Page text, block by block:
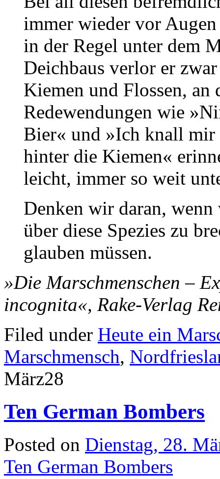
immer wieder vor
in der Regel unter dem
Deichbaus verlor er
Kiemen und Flossen,
Redewendungen wie
Bier« und »Ich knall mir
hinter die Kiemen«
leicht, immer so weit
Denken wir daran,
über diese Spezies zu
glauben müssen.
»Die Marschmenschen –
incognita«, Rake-Verlag
Filed under Heute ein
Marschmensch,
März28
Ten German Bombers
Posted on Dienstag, 28.
Ten German Bombers